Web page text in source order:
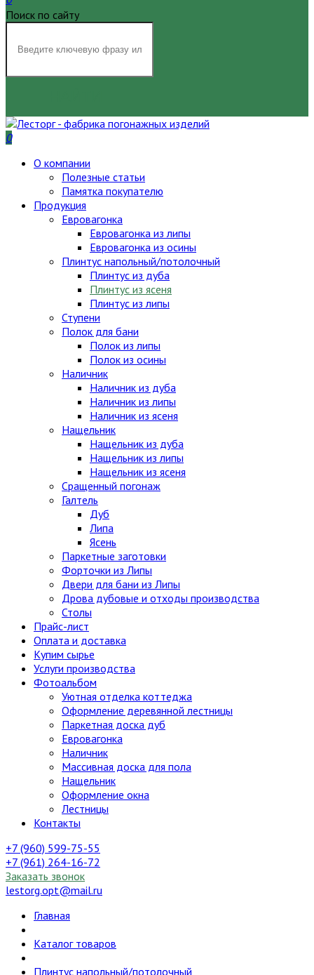
Поиск по сайту
0
О компании
Полезные статьи
Памятка покупателю
Продукция
Евровагонка
Евровагонка из липы
Евровагонка из осины
Плинтус напольный/потолочный
Плинтус из дуба
Плинтус из ясеня
Плинтус из липы
Ступени
Полок для бани
Полок из липы
Полок из осины
Наличник
Наличник из дуба
Наличник из липы
Наличник из ясеня
Нащельник
Нащельник из дуба
Нащельник из липы
Нащельник из ясеня
Сращенный погонаж
Галтель
Дуб
Липа
Ясень
Паркетные заготовки
Форточки из Липы
Двери для бани из Липы
Дрова дубовые и отходы производства
Столы
Прайс-лист
Оплата и доставка
Купим сырье
Услуги производства
Фотоальбом
Уютная отделка коттеджа
Оформление деревянной лестницы
Паркетная доска дуб
Евровагонка
Наличник
Массивная доска для пола
Нащельник
Оформление окна
Лестницы
Контакты
+7 (960) 599-75-55
+7 (961) 264-16-72
Заказать звонок
lestorg.opt@mail.ru
Главная
Каталог товаров
Плинтус напольный/потолочный